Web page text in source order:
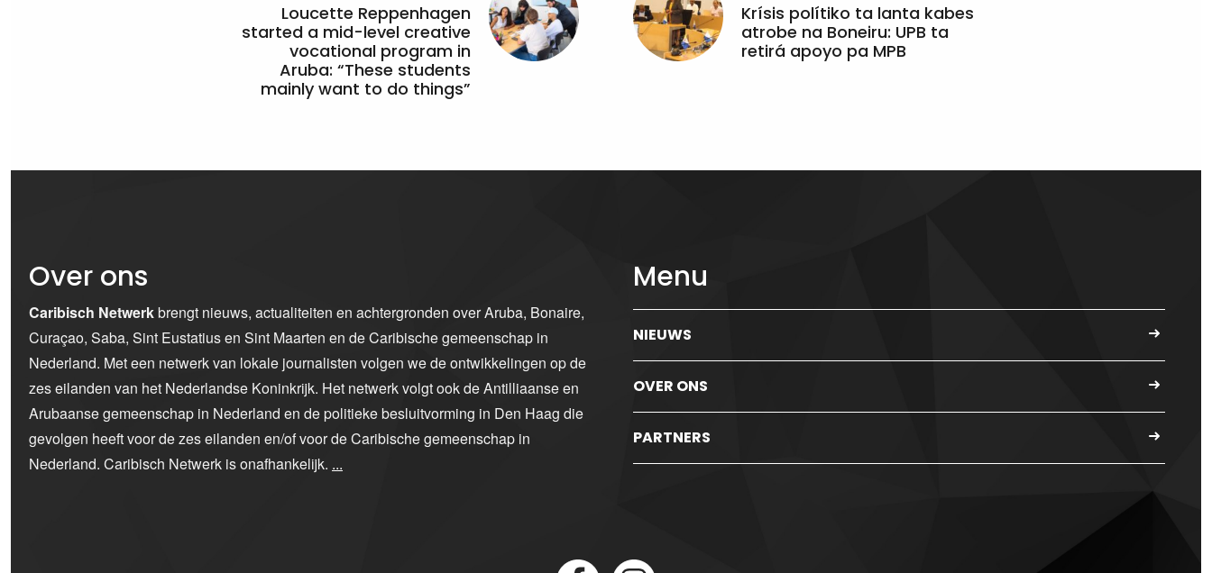
Loucette Reppenhagen
started a mid-level creative
vocational program in
Aruba: “These students
mainly want to do things”
Krísis polítiko ta lanta kabes
atrobe na Boneiru: UPB ta
retirá apoyo pa MPB
Over ons
Caribisch Netwerkbrengt nieuws, actualiteiten en achtergronden over Aruba, Bonaire,
Curaçao, Saba, Sint Eustatius en Sint Maarten en de Caribische gemeenschap in
Nederland. Met een netwerk van lokale journalisten volgen we de ontwikkelingen op de
zes eilanden van het Nederlandse Koninkrijk. Het netwerk volgt ook de Antilliaanse en
Arubaanse gemeenschap in Nederland en de politieke besluitvorming in Den Haag die
gevolgen heeft voor de zes eilanden en/of voor de Caribische gemeenschap in
Nederland. Caribisch Netwerk is onafhankelijk. ...
Menu
NIEUWS
OVER ONS
PARTNERS